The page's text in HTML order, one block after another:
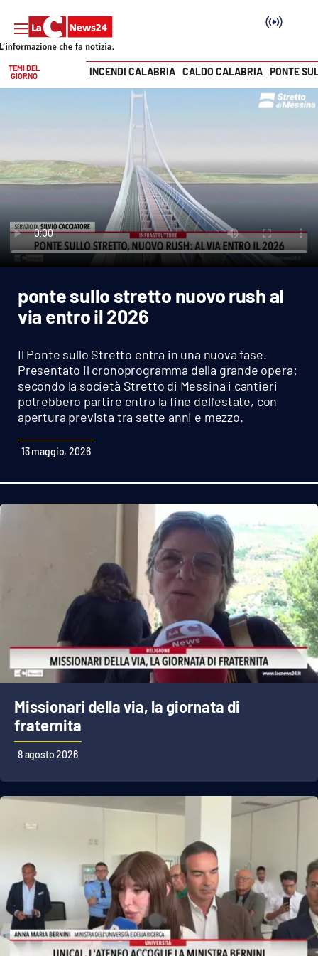
Politica
Attualità
Economia e lavoro
Italia Mondo
Sport
Cultura
Podcast
Ambiente
Cronaca
Cultura
Economia e Lavoro
Politica
RUBRICHE
Good Morning Vietnam
Vai
TEMI DEL
GIORNO
INCENDI CALABRIA CALDO CALABRIA PONTE
ponte sullo stretto nuovo rush al
via entro il 2026
Il Ponte sullo Stretto entra in una nuova fase.
Presentato il cronoprogramma della grande opera:
secondo la società Stretto di Messina i cantieri
potrebbero partire entro la fine dell’estate, con
apertura prevista tra sette anni e mezzo.
13 maggio, 2026
Missionari della via, la giornata di
fraternita
8 agosto 2026